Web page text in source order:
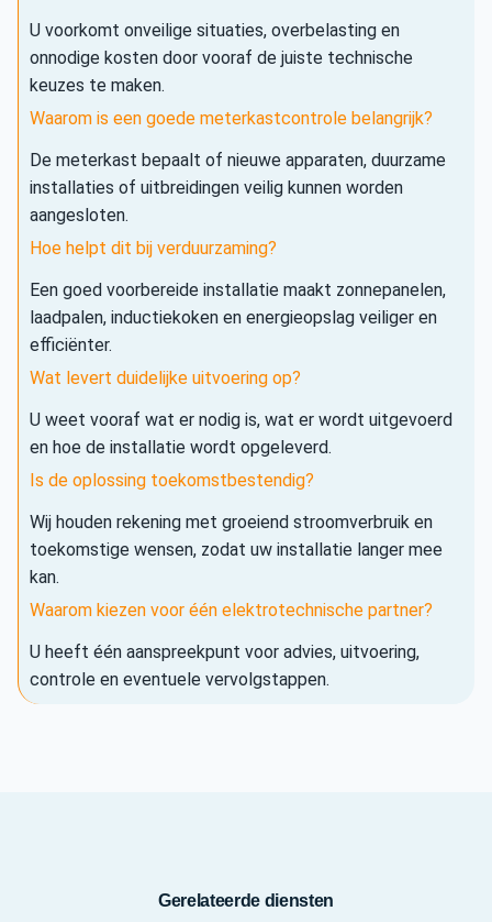
U voorkomt onveilige situaties, overbelasting en
onnodige kosten door vooraf de juiste technische
keuzes te maken.
Waarom is een goede meterkastcontrole belangrijk?
De meterkast bepaalt of nieuwe apparaten, duurzame
installaties of uitbreidingen veilig kunnen worden
aangesloten.
Hoe helpt dit bij verduurzaming?
Een goed voorbereide installatie maakt zonnepanelen,
laadpalen, inductiekoken en energieopslag veiliger en
efficiënter.
Wat levert duidelijke uitvoering op?
U weet vooraf wat er nodig is, wat er wordt uitgevoerd
en hoe de installatie wordt opgeleverd.
Is de oplossing toekomstbestendig?
Wij houden rekening met groeiend stroomverbruik en
toekomstige wensen, zodat uw installatie langer mee
kan.
Waarom kiezen voor één elektrotechnische partner?
U heeft één aanspreekpunt voor advies, uitvoering,
controle en eventuele vervolgstappen.
Gerelateerde diensten